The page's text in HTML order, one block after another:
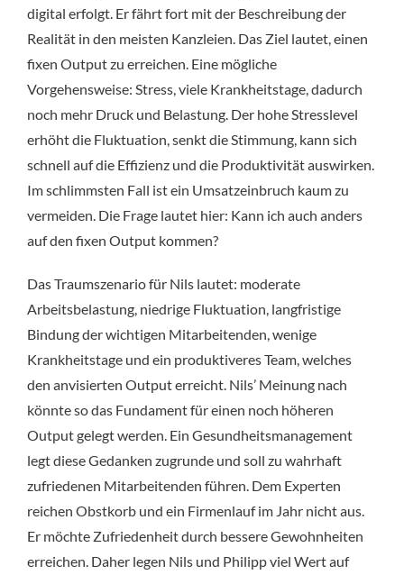
digital erfolgt. Er fährt fort mit der Beschreibung der
Realität in den meisten Kanzleien. Das Ziel lautet, einen
fixen Output zu erreichen. Eine mögliche
Vorgehensweise: Stress, viele Krankheitstage, dadurch
noch mehr Druck und Belastung. Der hohe Stresslevel
erhöht die Fluktuation, senkt die Stimmung, kann sich
schnell auf die Effizienz und die Produktivität auswirken.
Im schlimmsten Fall ist ein Umsatzeinbruch kaum zu
vermeiden. Die Frage lautet hier: Kann ich auch anders
auf den fixen Output kommen?
Das Traumszenario für Nils lautet: moderate
Arbeitsbelastung, niedrige Fluktuation, langfristige
Bindung der wichtigen Mitarbeitenden, wenige
Krankheitstage und ein produktiveres Team, welches
den anvisierten Output erreicht. Nils’ Meinung nach
könnte so das Fundament für einen noch höheren
Output gelegt werden. Ein Gesundheitsmanagement
legt diese Gedanken zugrunde und soll zu wahrhaft
zufriedenen Mitarbeitenden führen. Dem Experten
reichen Obstkorb und ein Firmenlauf im Jahr nicht aus.
Er möchte Zufriedenheit durch bessere Gewohnheiten
erreichen. Daher legen Nils und Philipp viel Wert auf